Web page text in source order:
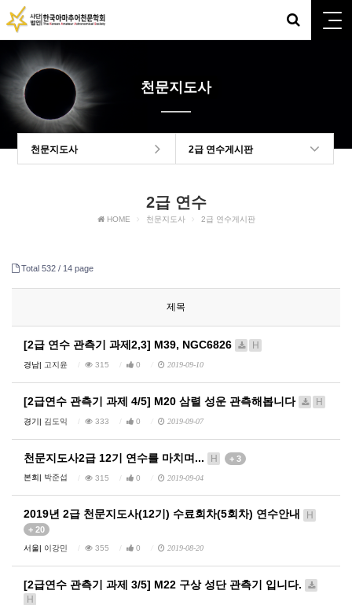
천문지도사
천문지도사 2급 연수게시판
2급 연수
HOME 천문지도사 2급 연수게시판
Total 532 / 14 page
제목
[2급 연수 관측기 과제2,3] M39, NGC6826 H
경남| 고지윤 315 0 2019-09-10
[2급연수 관측기 과제 4/5] M20 삼렬 성운 관측해봅니다 H
경기| 김도익 333 0 2019-09-07
천문지도사2급 12기 연수를 마치며... H + 3
본회| 박준섭 315 0 2019-09-04
2019년 2급 천문지도사(12기) 수료회차(5회차) 연수안내 H
+ 20
서울| 이강민 355 0 2019-08-20
[2급연수 관측기 과제 3/5] M22 구상 성단 관측기 입니다.
H